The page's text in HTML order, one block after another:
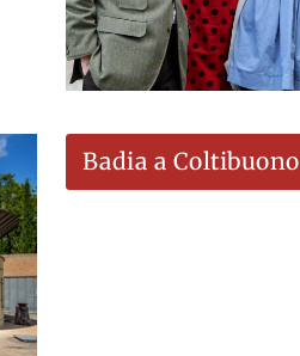
Badia a Coltibuono